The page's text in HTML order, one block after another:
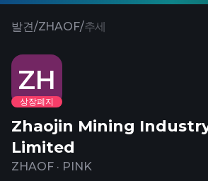
발견/ZHAOF/추세
ZH
상장폐지
Zhaojin Mining
Limited
ZHAOF · PINK